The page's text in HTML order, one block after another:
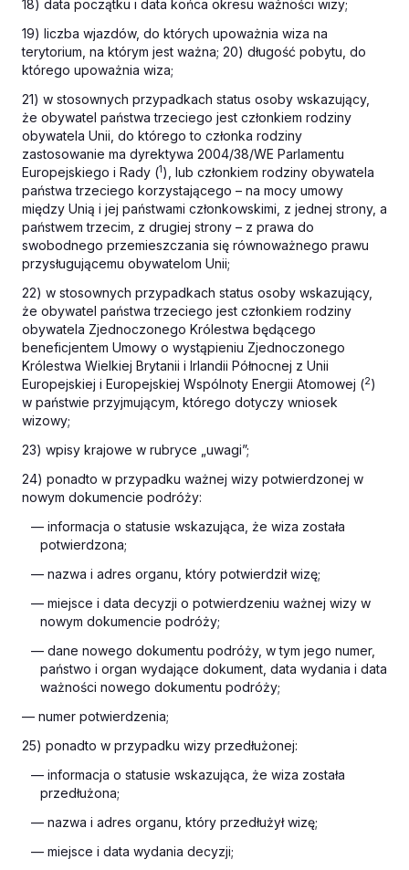
18) data początku i data końca okresu ważności wizy;
19) liczba wjazdów, do których upoważnia wiza na
terytorium, na którym jest ważna; 20) długość pobytu, do
którego upoważnia wiza;
21) w stosownych przypadkach status osoby wskazujący,
że obywatel państwa trzeciego jest członkiem rodziny
obywatela Unii, do którego to członka rodziny
zastosowanie ma dyrektywa 2004/38/WE Parlamentu
Europejskiego i Rady (1), lub członkiem rodziny obywatela
państwa trzeciego korzystającego – na mocy umowy
między Unią i jej państwami członkowskimi, z jednej strony, a
państwem trzecim, z drugiej strony – z prawa do
swobodnego przemieszczania się równoważnego prawu
przysługującemu obywatelom Unii;
22) w stosownych przypadkach status osoby wskazujący,
że obywatel państwa trzeciego jest członkiem rodziny
obywatela Zjednoczonego Królestwa będącego
beneficjentem Umowy o wystąpieniu Zjednoczonego
Królestwa Wielkiej Brytanii i Irlandii Północnej z Unii
Europejskiej i Europejskiej Wspólnoty Energii Atomowej (2)
w państwie przyjmującym, którego dotyczy wniosek
wizowy;
23) wpisy krajowe w rubryce „uwagi”;
24) ponadto w przypadku ważnej wizy potwierdzonej w
nowym dokumencie podróży:
— informacja o statusie wskazująca, że wiza została
potwierdzona;
— nazwa i adres organu, który potwierdził wizę;
— miejsce i data decyzji o potwierdzeniu ważnej wizy w
nowym dokumencie podróży;
— dane nowego dokumentu podróży, w tym jego numer,
państwo i organ wydające dokument, data wydania i data
ważności nowego dokumentu podróży;
— numer potwierdzenia;
25) ponadto w przypadku wizy przedłużonej:
— informacja o statusie wskazująca, że wiza została
przedłużona;
— nazwa i adres organu, który przedłużył wizę;
— miejsce i data wydania decyzji;